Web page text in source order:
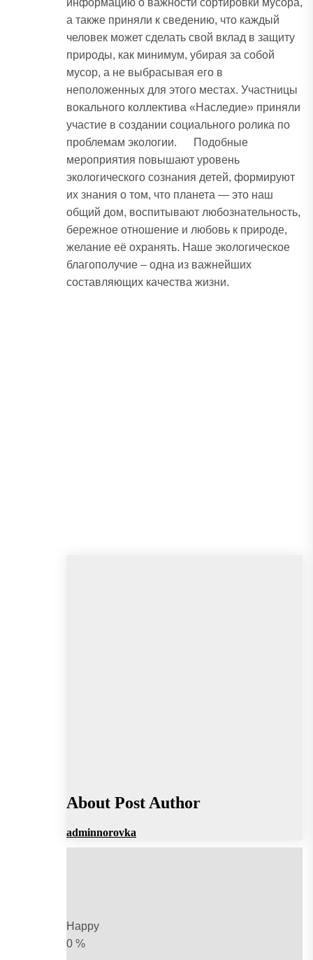
информацию о важности сортировки мусора,
а также приняли к сведению, что каждый
человек может сделать свой вклад в защиту
природы, как минимум, убирая за собой
мусор, а не выбрасывая его в
неположенных для этого местах. Участницы
вокального коллектива «Наследие» приняли
участие в создании социального ролика по
проблемам экологии. Подобные
мероприятия повышают уровень
экологического сознания детей, формируют
их знания о том, что планета — это наш
общий дом, воспитывают любознательность,
бережное отношение и любовь к природе,
желание её охранять. Наше экологическое
благополучие – одна из важнейших
составляющих качества жизни.
About Post Author
adminnorovka
Happy
0 %